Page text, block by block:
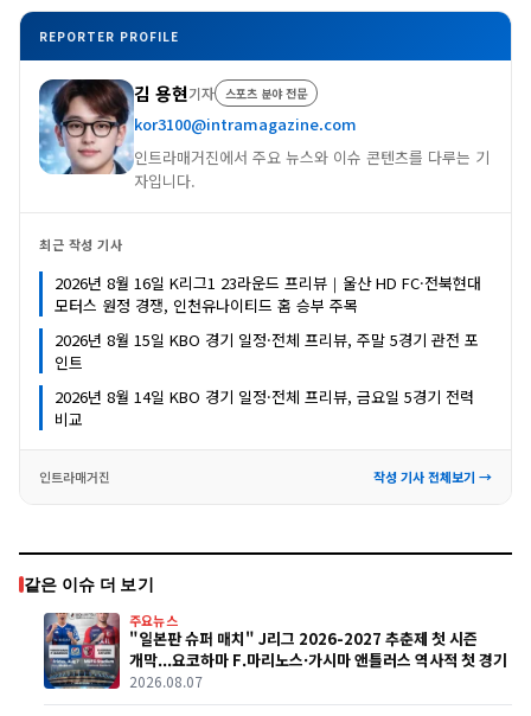
REPORTER PROFILE
김 용현기자 스포츠 분야 전문
kor3100@intramagazine.com
인트라매거진에서 주요 뉴스와 이슈 콘텐츠를 다루는 기
자입니다.
최근 작성 기사
2026년 8월 16일 K리그1 23라운드 프리뷰｜울산 HD FC·전북현대
모터스 원정 경쟁, 인천유나이티드 홈 승부 주목
2026년 8월 15일 KBO 경기 일정·전체 프리뷰, 주말 5경기 관전 포
인트
2026년 8월 14일 KBO 경기 일정·전체 프리뷰, 금요일 5경기 전력
비교
인트라매거진 작성 기사 전체보기 →
같은 이슈 더 보기
주요뉴스
"일본판 슈퍼 매치" J리그 2026-2027 추춘제 첫 시즌
개막...요코하마 F.마리노스·가시마 앤틀러스 역사적 첫 경기
2026.08.07